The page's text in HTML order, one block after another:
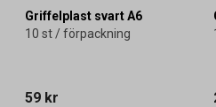
Griffelplast svart A6
10 st / förpackning
59 kr